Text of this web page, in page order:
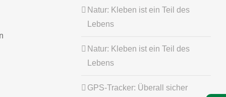
Natur: Kleben ist ein Teil des
Lebens
Natur: Kleben ist ein Teil des
Lebens
GPS-Tracker: Überall sicher